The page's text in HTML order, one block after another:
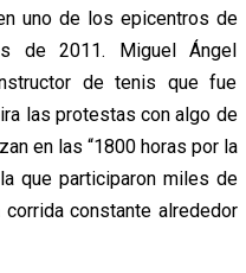
uno de los epicentros de
de 2011. Miguel Ángel
de tenis que fue
las protestas con algo de
en las “1800 horas por la
que participaron miles de
constante alrededor